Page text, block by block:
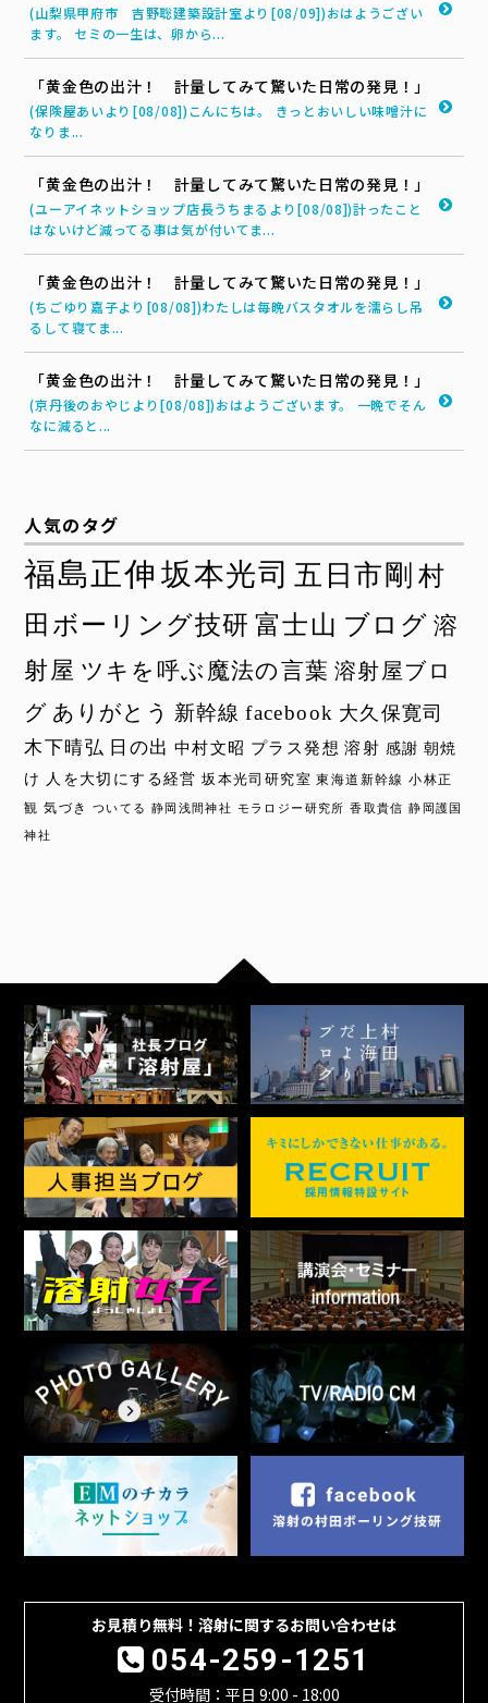
(山梨県甲府市 吉野聡建築設計室より[08/09])おはようござい
ます。 セミの一生は、卵から...
「黄金色の出汁！ 計量してみて驚いた日常の発見！」
(保険屋あいより[08/08])こんにちは。 きっとおいしい味噌汁に
なりま...
「黄金色の出汁！ 計量してみて驚いた日常の発見！」
(ユーアイネットショップ店長うちまるより[08/08])計ったこと
はないけど減ってる事は気が付いてま...
「黄金色の出汁！ 計量してみて驚いた日常の発見！」
(ちごゆり嘉子より[08/08])わたしは毎晩バスタオルを濡らし吊
るして寝てま...
「黄金色の出汁！ 計量してみて驚いた日常の発見！」
(京丹後のおやじより[08/08])おはようございます。 一晩でそん
なに減ると...
人気のタグ
福島正伸 坂本光司 五日市剛 村
田ボーリング技研 富士山 ブログ 溶
射屋 ツキを呼ぶ魔法の言葉 溶射屋ブロ
グ ありがとう 新幹線 facebook 大久保寛司
木下晴弘 日の出 中村文昭 プラス発想 溶射 感謝 朝焼
け
人を大切にする経営 坂本光司研究室 東海道新幹線 小林正
観 気づき ついてる 静岡浅間神社 モラロジー研究所 香取貴信 静岡護国
神社
お見積り無料！溶射に関するお問い合わせは
054-259-1251
受付時間：平日 9:00 - 18:00